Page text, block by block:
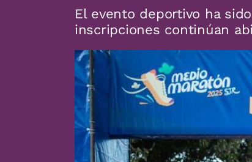
El evento deportivo ha
inscripciones continúan